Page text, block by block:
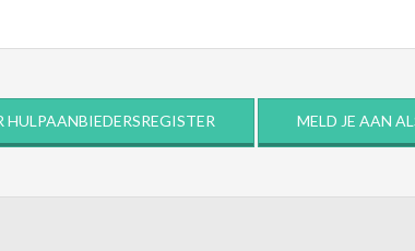
HULPAANBIEDERSREGISTER MELD JE AAN